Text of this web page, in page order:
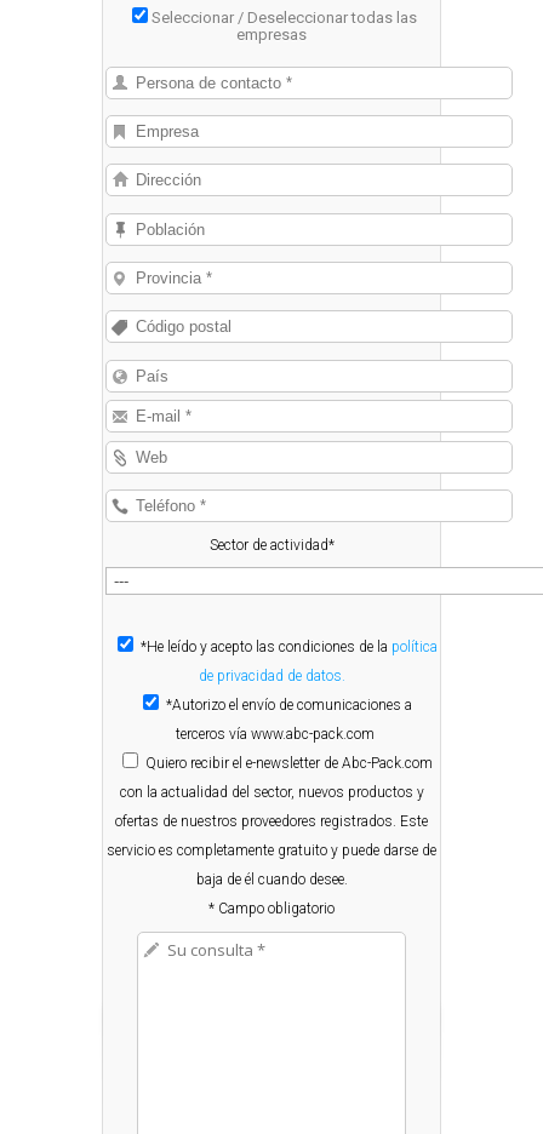
Seleccionar / Deseleccionar todas las
empresas
Sector de actividad*
*He leído y acepto las condiciones de la política
de privacidad de datos.
*Autorizo el envío de comunicaciones a
terceros vía www.abc-pack.com
Quiero recibir el e-newsletter de Abc-Pack.com
con la actualidad del sector, nuevos productos y
ofertas de nuestros proveedores registrados. Este
servicio es completamente gratuito y puede darse de
baja de él cuando desee.
* Campo obligatorio